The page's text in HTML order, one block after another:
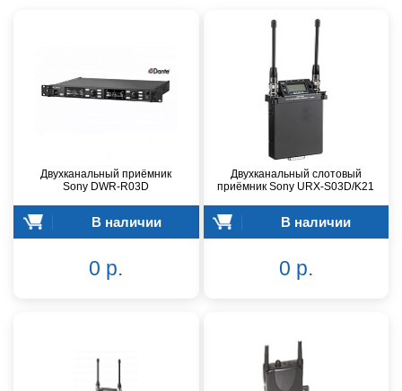
Двухканальный приёмник
Sony DWR-R03D
В наличии
0 р.
Двухканальный слотовый
приёмник Sony URX-S03D/K21
В наличии
0 р.